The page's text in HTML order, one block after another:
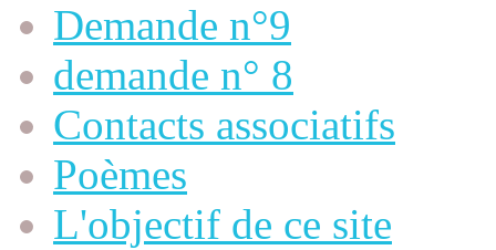
Demande n°9
demande n° 8
Contacts associatifs
Poèmes
L'objectif de ce site